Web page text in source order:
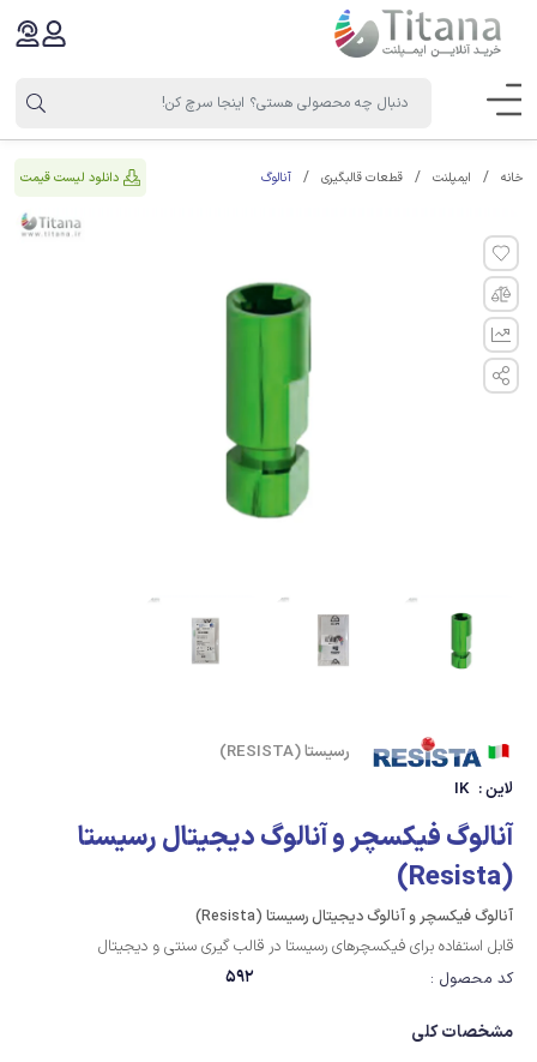
خانه ایمپلنت قطعات قالبگیری آنالوگ دانلود لیست قیمت
رسیستا (RESISTA)
لاین : IK
آنالوگ فیکسچر و آنالوگ دیجیتال رسیستا
(Resista)
آنالوگ فیکسچر و آنالوگ دیجیتال رسیستا (Resista)
قابل استفاده برای فیکسچرهای رسیستا در قالب گیری سنتی و دیجیتال
کد محصول :
592
مشخصات کلی